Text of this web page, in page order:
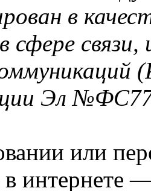
в
сфере
Эл
или
в интернете